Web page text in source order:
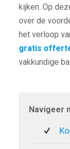
kijken. Op
over de
het verloop
gratis
vakkundige
Navigeer